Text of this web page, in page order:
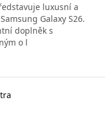
luxusní a
Galaxy S26.
doplněk s
o l